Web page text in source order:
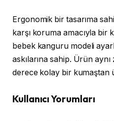
Ergonomik bir tasarıma
karşı koruma amacıyla bir
bebek kanguru modeli
askılarına sahip. Ürün
derece kolay bir kumaştan
Kullanıcı Yorumları